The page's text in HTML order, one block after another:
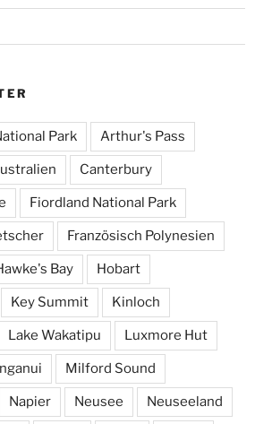
Park Arthur's Pass
Canterbury
Fiordland National Park
Französisch Polynesien
Bay Hobart
Key Summit Kinloch
Lake Wakatipu Luxmore Hut
Milford Sound
Napier Neusee Neuseeland